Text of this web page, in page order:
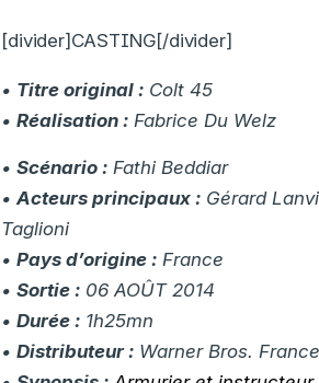
[divider]CASTING[/divider]
• Titre original : Colt 45
•Réalisation : Fabrice Du Welz
•Scénario : Fathi Beddiar
•Acteurs principaux : Gérard
Taglioni
•Pays d’origine : France
•Sortie : 06 AOÛT 2014
•Durée : 1h25mn
•Distributeur : Warner Bros. France